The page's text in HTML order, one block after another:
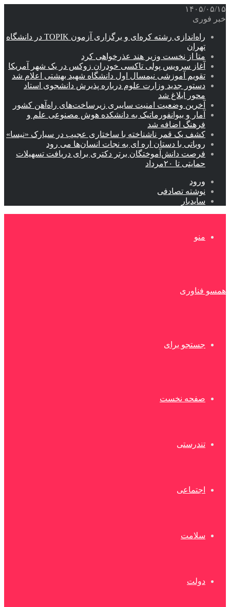
۱۴۰۵/۰۵/۱۵
خبر فوری
راه‌اندازی رشته کره‌ای و برگزاری آزمون TOPIK در دانشگاه
تهران
متا از نخست وزیر هند عذرخواهی کرد
آغاز سرویس پولی تاکسی خودران زوکس در یک شهر آمریکا
تقویم آموزشی نیمسال اول دانشگاه شهید بهشتی اعلام شد
دستور جدید وزارت علوم درباره پذیرش دانشجوی استاد
محور ابلاغ شد
آخرین وضعیت امنیت سایبری زیرساخت‌های راه‌آهن کشور
آمار و بیوانفورماتیک به دانشکده هوش مصنوعی علم و
فرهنگ اضافه شد
کشف یک قمر ناشناخته با ساختاری عجیب در سیارک «نیسا»
روباتی با دستان اره ای به نجات انسان‌ها می رود
فرصت دانش‌آموختگان برتر دکتری‌ برای دریافت تسهیلات
حمایتی تا ۲۰مرداد
ورود
نوشته تصادفی
سایدبار
منو
همسو فناوری
جستجو برای
صفحه نخست
تندرستی
اجتماعی
سلامت
دولت